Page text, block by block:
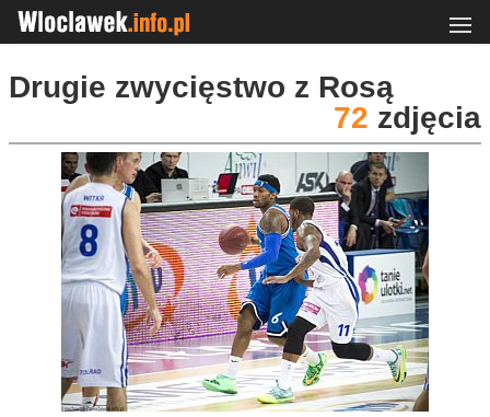
Drugie zwycięstwo z Rosą
72 zdjęcia